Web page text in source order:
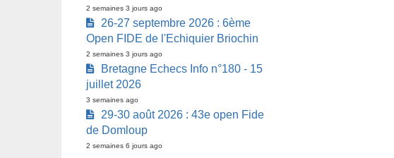
2 semaines 3 jours ago
26-27 septembre 2026 : 6ème
Open FIDE de l'Echiquier Briochin
2 semaines 3 jours ago
Bretagne Echecs Info n°180 - 15
juillet 2026
3 semaines ago
29-30 août 2026 : 43e open Fide
de Domloup
2 semaines 6 jours ago